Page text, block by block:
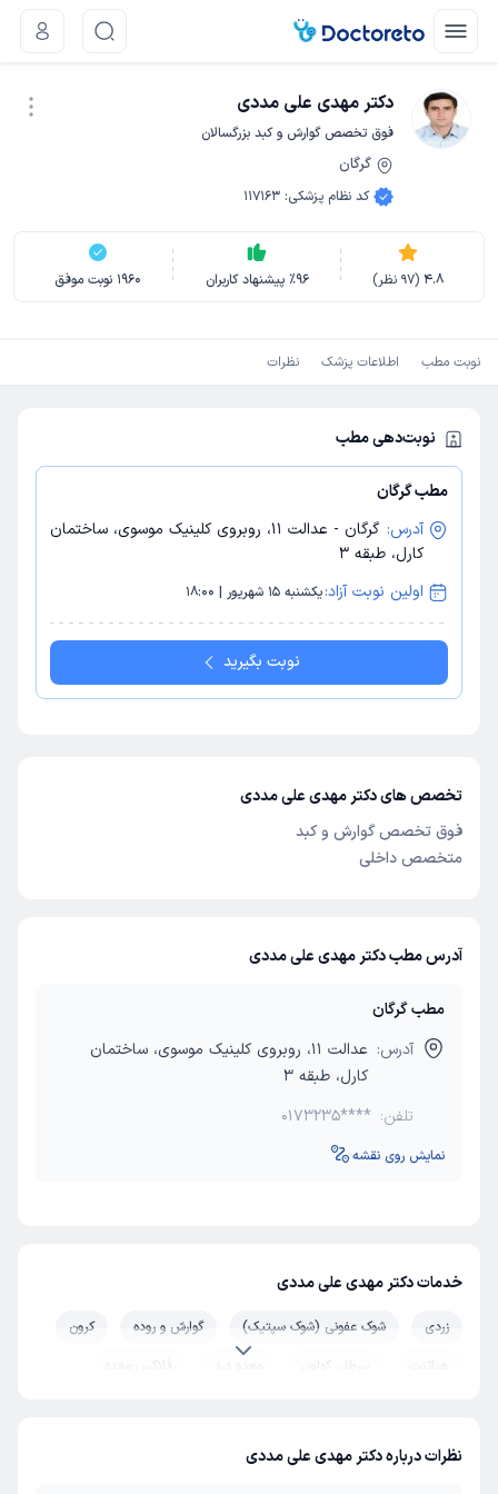
دکتر مهدی علی مددی
فوق تخصص گوارش و کبد بزرگسالان
گرگان
کد نظام پزشکی:
117163
4.8
(
97 نظر) ٪96 پیشنهاد کاربران 1960 نوبت موفق
نوبت مطب اطلاعات پزشک نظرات
نوبت‌دهی مطب
مطب گرگان
آدرس:
گرگان - عدالت 11، روبروی کلینیک موسوی، ساختمان
کارل، طبقه 3
اولین نوبت آزاد:یکشنبه 15 شهریور | 18:00
نوبت بگیرید
تخصص های دکتر مهدی علی مددی
فوق تخصص گوارش و کبد
متخصص داخلی
آدرس مطب دکتر مهدی علی مددی
مطب گرگان
آدرس:
عدالت 11، روبروی کلینیک موسوی، ساختمان
کارل، طبقه 3
تلفن: 0173235****
نمایش روی نقشه
خدمات دکتر مهدی علی مددی
زردی شوک عفونی (شوک سپتیک) گوارش و روده
کرون
هپاتیت
سرطان کولون
رفلاکس معده
درمان اختلال خواب
کولیت روده
نظرات درباره دکتر مهدی علی مددی